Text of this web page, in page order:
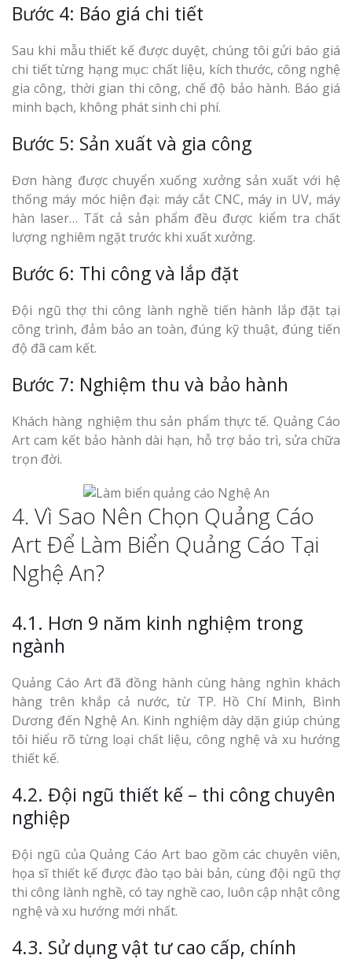
Bước 4: Báo giá chi tiết
Sau khi mẫu thiết kế được duyệt, chúng tôi gửi báo giá
chi tiết từng hạng mục: chất liệu, kích thước, công nghệ
gia công, thời gian thi công, chế độ bảo hành. Báo giá
minh bạch, không phát sinh chi phí.
Bước 5: Sản xuất và gia công
Đơn hàng được chuyển xuống xưởng sản xuất với hệ
thống máy móc hiện đại: máy cắt CNC, máy in UV, máy
hàn laser… Tất cả sản phẩm đều được kiểm tra chất
lượng nghiêm ngặt trước khi xuất xưởng.
Bước 6: Thi công và lắp đặt
Đội ngũ thợ thi công lành nghề tiến hành lắp đặt tại
công trình, đảm bảo an toàn, đúng kỹ thuật, đúng tiến
độ đã cam kết.
Bước 7: Nghiệm thu và bảo hành
Khách hàng nghiệm thu sản phẩm thực tế. Quảng Cáo
Art cam kết bảo hành dài hạn, hỗ trợ bảo trì, sửa chữa
trọn đời.
4. Vì Sao Nên Chọn Quảng Cáo
Art Để Làm Biển Quảng Cáo Tại
Nghệ An?
4.1. Hơn 9 năm kinh nghiệm trong
ngành
Quảng Cáo Art đã đồng hành cùng hàng nghìn khách
hàng trên khắp cả nước, từ TP. Hồ Chí Minh, Bình
Dương đến Nghệ An. Kinh nghiệm dày dặn giúp chúng
tôi hiểu rõ từng loại chất liệu, công nghệ và xu hướng
thiết kế.
4.2. Đội ngũ thiết kế – thi công chuyên
nghiệp
Đội ngũ của Quảng Cáo Art bao gồm các chuyên viên,
họa sĩ thiết kế được đào tạo bài bản, cùng đội ngũ thợ
thi công lành nghề, có tay nghề cao, luôn cập nhật công
nghệ và xu hướng mới nhất.
4.3. Sử dụng vật tư cao cấp, chính